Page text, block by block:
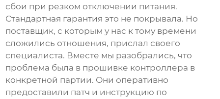
сбои при резком отключении питания.
Стандартная гарантия это не покрывала. Но
поставщик, с которым у нас к тому времени
сложились отношения, прислал своего
специалиста. Вместе мы разобрались, что
проблема была в прошивке контроллера в
конкретной партии. Они оперативно
предоставили патч и инструкцию по